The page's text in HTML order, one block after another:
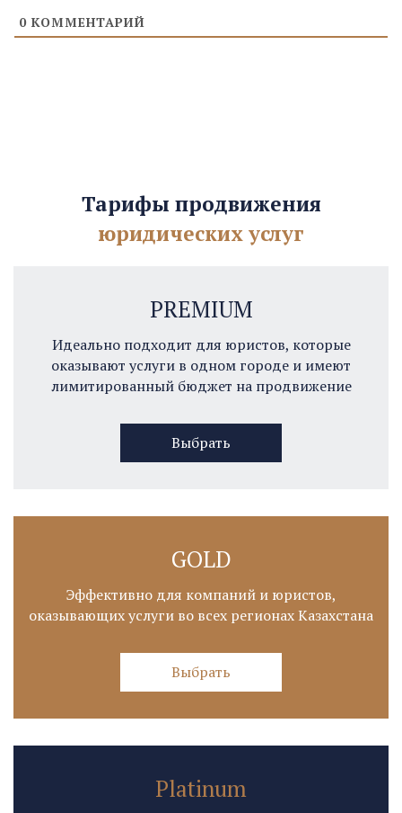
0 КОММЕНТАРИЙ
Тарифы продвижения
юридических услуг
PREMIUM
Идеально подходит для юристов, которые
оказывают услуги в одном городе и имеют
лимитированный бюджет на продвижение
Выбрать
GOLD
Эффективно для компаний и юристов,
оказывающих услуги во всех регионах Казахстана
Выбрать
Platinum